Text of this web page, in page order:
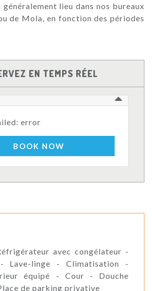
généralement lieu dans nos bureaux
de Mola, en fonction des périodes
EN TEMPS RÉEL
error
BOOK NOW
avec congélateur -
Lave-linge - Climatisation -
équipé - Cour - Douche
de parking privative